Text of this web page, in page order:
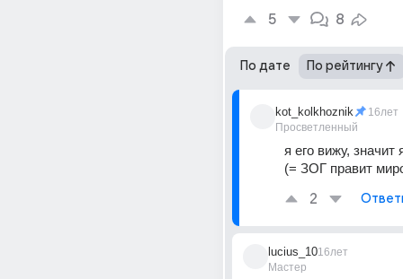
5 8
По дате По рейтингу
kot_kolkhoznik
Просветленный
16лет
я его вижу,
(= ЗОГ правит
2
lucius_10
Мастер
16лет